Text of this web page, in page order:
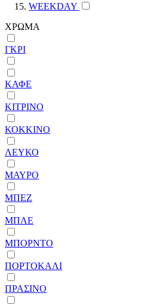
WEEKDAY
ΧΡΩΜΑ
ΓΚΡΙ
ΚΑΦΕ
ΚΙΤΡΙΝΟ
ΚΟΚΚΙΝΟ
ΛΕΥΚΟ
ΜΑΥΡΟ
ΜΠΕΖ
ΜΠΛΕ
ΜΠΟΡΝΤΟ
ΠΟΡΤΟΚΑΛΙ
ΠΡΑΣΙΝΟ